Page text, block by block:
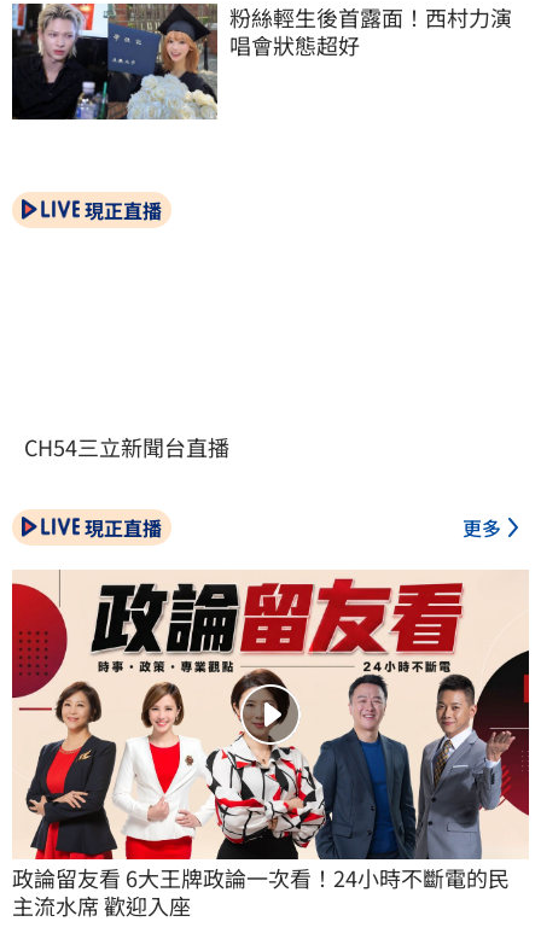
粉絲輕生後首露面！西村力演
唱會狀態超好
現正直播
CH54三立新聞台直播
現正直播 更多
政論留友看 6大王牌政論一次看！24小時不斷電的民
主流水席 歡迎入座